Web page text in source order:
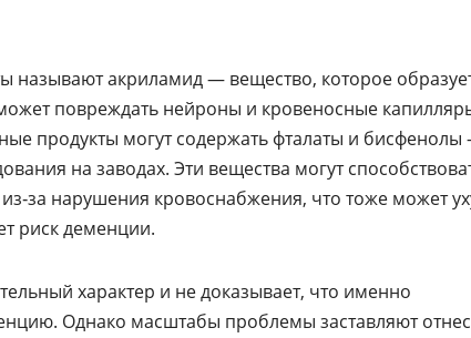
называют акриламид — вещество, которое
повреждать нейроны и кровеносные
продукты могут содержать фталаты и
на заводах. Эти вещества могут
нарушения кровоснабжения, что тоже может
риск деменции.
характер и не доказывает, что именно
Однако масштабы проблемы заставляют